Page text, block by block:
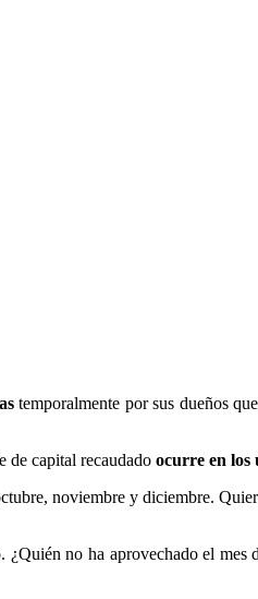
temporalmente por sus dueños
de capital recaudado ocurre en los
noviembre y diciembre.
. ¿Quién no ha aprovechado el mes